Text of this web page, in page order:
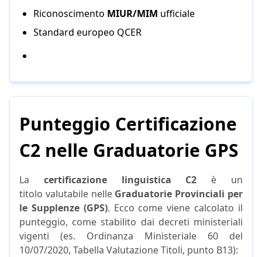
Riconoscimento MIUR/MIM ufficiale
Standard europeo QCER
Punteggio Certificazione
C2 nelle Graduatorie GPS
La certificazione linguistica C2 è un
titolo valutabile nelle Graduatorie Provinciali per
le Supplenze (GPS). Ecco come viene calcolato il
punteggio, come stabilito dai decreti ministeriali
vigenti (es. Ordinanza Ministeriale 60 del
10/07/2020, Tabella Valutazione Titoli, punto B13):